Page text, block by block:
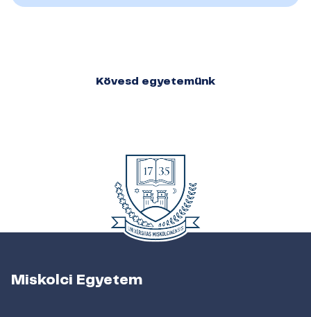
Kövesd egyetemünk
Miskolci Egyetem